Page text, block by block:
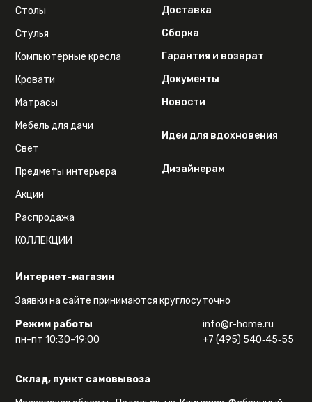
Интернет-магазин
Заявки на сайте принимаются круглосуточно
Режим работы
пн-пт 10:30-19:00
info@r-home.ru
+7 (495) 540‑45‑55
Склад, пункт самовывоза
Столы
Стулья
Компьютерные кресла
Кровати
Матрасы
Мебель для дачи
Свет
Предметы интерьера
Акции
Распродажа
КОЛЛЕКЦИИ
Доставка
Сборка
Гарантия и возврат
Документы
Новости
Идеи для вдохновения
Дизайнерам